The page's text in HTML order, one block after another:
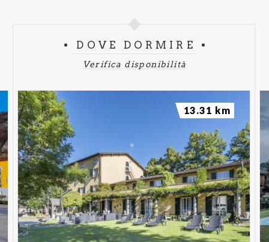
DOVE DORMIRE
Verifica disponibilità
13.31 km